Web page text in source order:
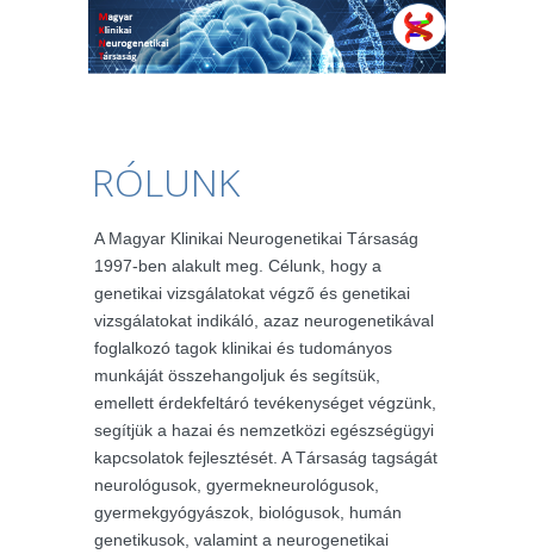
RÓLUNK
A Magyar Klinikai Neurogenetikai Társaság
1997-ben alakult meg. Célunk, hogy a
genetikai vizsgálatokat végző és genetikai
vizsgálatokat indikáló, azaz neurogenetikával
foglalkozó tagok klinikai és tudományos
munkáját összehangoljuk és segítsük,
emellett érdekfeltáró tevékenységet végzünk,
segítjük a hazai és nemzetközi egészségügyi
kapcsolatok fejlesztését. A Társaság tagságát
neurológusok, gyermekneurológusok,
gyermekgyógyászok, biológusok, humán
genetikusok, valamint a neurogenetikai